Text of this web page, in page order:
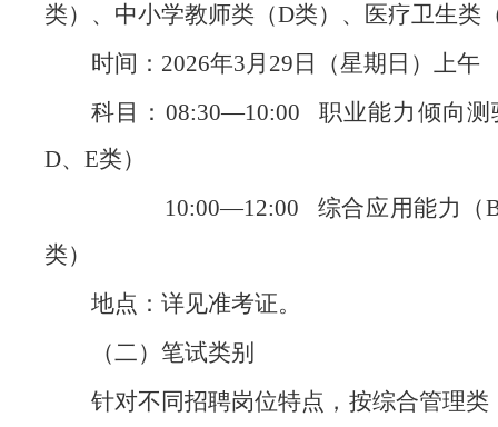
类）、中小学教师类（D类）、医疗卫生类
时间：2026年3月29日（星期日）上午
科目：08:30—10:00 职业能力倾向测
D、E类）
10:00—12:00 综合应用能力（B
类）
地点：详见准考证。
（二）笔试类别
针对不同招聘岗位特点，按综合管理类